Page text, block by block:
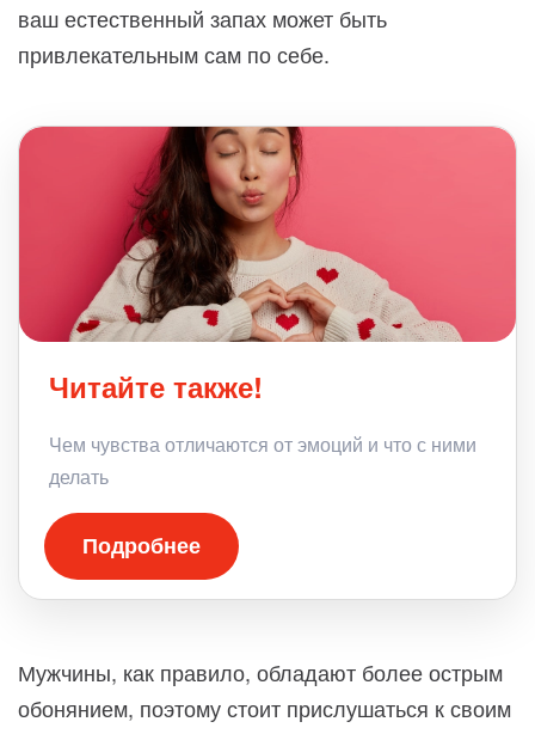
ваш естественный запах может быть
привлекательным сам по себе.
Читайте также!
Чем чувства отличаются от эмоций и что с ними
делать
Подробнее
Мужчины, как правило, обладают более острым
обонянием, поэтому стоит прислушаться к своим